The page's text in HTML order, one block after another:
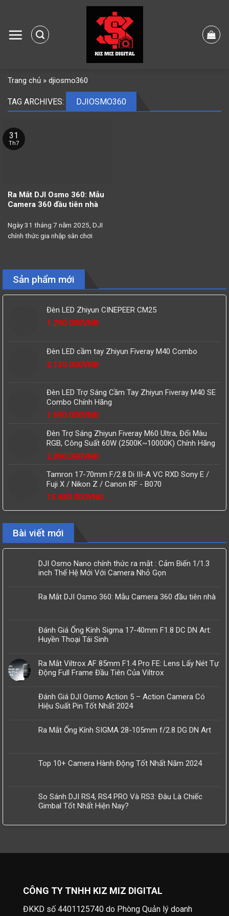
content
Trang chủ » djiosmo360
TAG ARCHIVES: DJIOSMO360
Ra Mắt DJI Osmo 360: Mẫu
Camera 360 đầu tiên nhà
Ngày 31 tháng 7 năm 2025, DJI
chính thức gia nhập sân chơi
kế để định nghĩa lại tiêu chuẩn
hình ảnh toàn cảnh trong kỷ
nguyên sáng tạo ...
31
Th7
Sản phẩm mới
Đèn LED Zhiyun CINEPEER CM25
1.290.000VNĐ
Đèn LED cầm tay Zhiyun Fiveray M40 Combo
2.150.000VNĐ
Đèn LED Trợ Sáng Cầm Tay Zhiyun Fiveray M40 SE
Combo Chính Hãng
1.690.000VNĐ
Đèn Trợ Sáng Zhiyun Fiveray M60 Ultra, Đổi Màu
RGB, Công Suất 60W (2500K~10000K) Chính Hãng
2.890.000VNĐ
Tamron 17-70mm F/2.8 Di III-A VC RXD Sony E /
Fuji X / Nikon Z / Canon RF - B070
15.680.000VNĐ
Bài viết mới
DJI Osmo Nano chính thức ra mắt : Cảm Biến 1/1.3
inch Thế Hệ Mới Với Camera Nhỏ Gọn
Ra Mắt DJI Osmo 360: Mẫu Camera 360 đầu tiên nhà
Đánh Giá Ống Kính Sigma 17-40mm F1.8 DC DN Art:
Huyền Thoại Tái Sinh
Ra Mắt Viltrox AF 85mm F1.4 Pro FE: Lens Lấy Nét Tự
Động Full Frame Đầu Tiên Của Viltrox
Đánh Giá DJI Osmo Action 5 – Action Camera Có
Hiệu Suất Pin Tốt Nhất 2024
Ra Mắt Ống Kính SIGMA 28-105mm f/2.8 DG DN Art
Top 10+ Camera Hành Động Tốt Nhất Năm 2024
So Sánh DJI RS4, RS4 PRO Và RS3: Đâu Là Chiếc
Gimbal Tốt Nhất Hiện Nay?
CÔNG TY TNHH KIZ MIZ DIGITAL
ĐKKD số 4401125740 do Phòng Quản lý doanh